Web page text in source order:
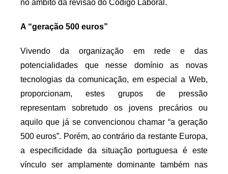
no âmbito da revisão do Código Laboral.
A “geração 500 euros”
Vivendo da organização em rede e das
potencialidades que nesse domínio as novas
tecnologias da comunicação, em especial a Web,
proporcionam, estes grupos de pressão
representam sobretudo os jovens precários ou
aquilo que já se convencionou chamar “a geração
500 euros”. Porém, ao contrário da restante Europa,
a especificidade da situação portuguesa é este
vínculo ser amplamente dominante também nas